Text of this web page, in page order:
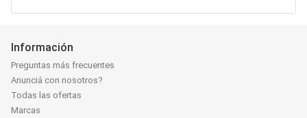
Información
Preguntas más frecuentes
Anunciá con nosotros?
Todas las ofertas
Marcas